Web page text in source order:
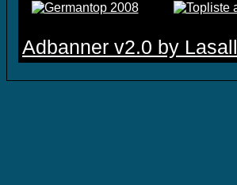
Adbanner v2.0 by Lasall